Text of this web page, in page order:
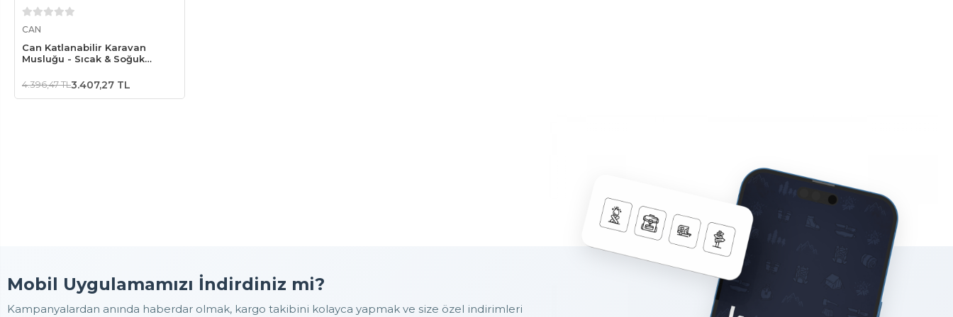
CAN
Can Katlanabilir Karavan
Musluğu - Sıcak & Soğuk
4.396,47 TL3.407,27 TL
Mobil Uygulamamızı İndirdiniz mi?
Kampanyalardan anında haberdar olmak, kargo takibini kolayca yapmak ve size özel indirimleri